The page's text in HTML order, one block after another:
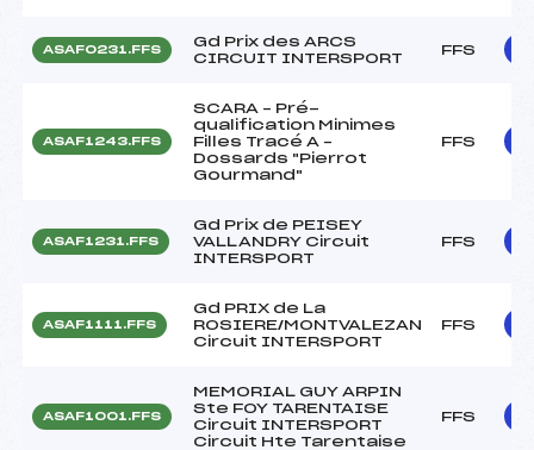
ASAF0231.FFS
Gd Prix des ARCS
CIRCUIT INTERSPORT
FFS
ASAF1243.FFS
SCARA – Pré-
qualification Minimes
Filles Tracé A –
Dossards "Pierrot
Gourmand"
FFS
ASAF1231.FFS
Gd Prix de PEISEY
VALLANDRY Circuit
INTERSPORT
FFS
ASAF1111.FFS
Gd PRIX de La
ROSIERE/MONTVALEZAN
Circuit INTERSPORT
FFS
ASAF1001.FFS
MEMORIAL GUY ARPIN
Ste FOY TARENTAISE
Circuit INTERSPORT
Circuit Hte Tarentaise
FFS